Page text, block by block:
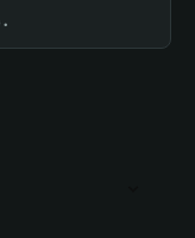
مهمتنا الأساسية.